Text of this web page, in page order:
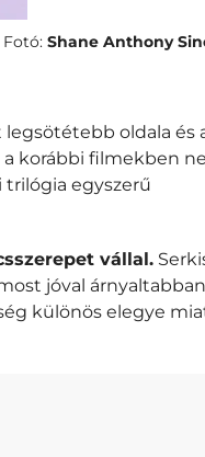
Fotó: Shane Anthony
oldala és
korábbi filmekben
egyszerű
vállal.
jóval
különös elegye